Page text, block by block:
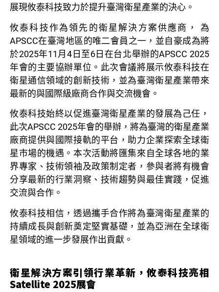
展現攸泰科技致力於提升臺灣衛星產業的決心。
攸泰科技作為領先的衛星解決方案供應商， 為
APSCC在臺灣地區的唯二會員之一，並自豪成為將
於2025年11月4日至6日在台北舉辦的APSCC 2025
年會的主要協辦單位。此次會議將展示攸泰科技在
衛星通信領域的創新技術，並為臺灣衛星產業帶來
最新的與國際級廠商合作與交流機會。
攸泰科技始終以促進臺灣衛星產業的發展為己任，
此次APSCC 2025年會的舉辦，將為臺灣的衛星產業
廠商提供與國際接軌的平台，助力企業探索全球衛
星市場的機遇。本次活動將匯集來自全球各地的業
界專家、技術領袖及政策制定者，參與者將有機會
分享最新的行業洞察、技術趨勢與最佳實踐，促進
交流與合作。
攸泰科技相信，透過攜手合作將為臺灣衛星產業的
持續成長與創新奠定堅實基礎，並為亞洲在全球衛
星領域的進一步發展作出貢獻。
衛星解決方案引領行業革新，攸泰科技亮相
Satellite 2025展會